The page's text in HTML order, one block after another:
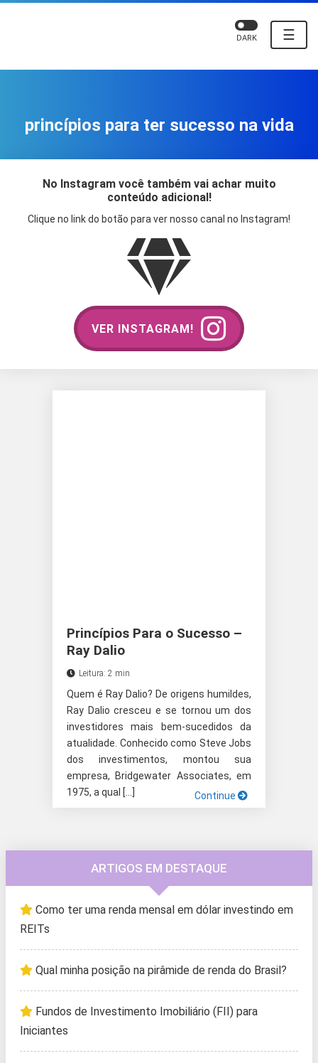
☰
DARK
princípios para ter sucesso na vida
No Instagram você também vai achar muito
conteúdo adicional!
Clique no link do botão para ver nosso canal no Instagram!
VER INSTAGRAM!
Princípios Para o Sucesso –
Ray Dalio
Leitura: 2 min
Quem é Ray Dalio? De origens humildes,
Ray Dalio cresceu e se tornou um dos
investidores mais bem-sucedidos da
atualidade. Conhecido como Steve Jobs
dos investimentos, montou sua
empresa, Bridgewater Associates, em
1975, a qual […]
Continue
ARTIGOS EM DESTAQUE
Como ter uma renda mensal em dólar investindo em
REITs
Qual minha posição na pirâmide de renda do Brasil?
Fundos de Investimento Imobiliário (FII) para
Iniciantes